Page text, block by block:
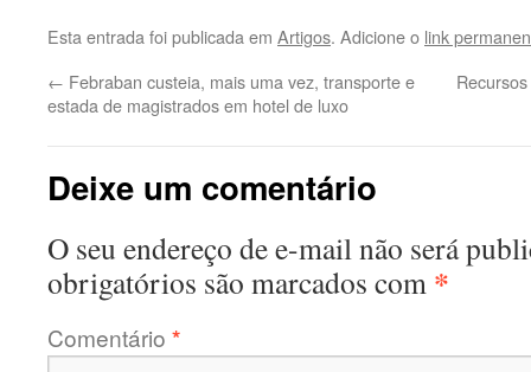
Esta entrada foi publicada em Artigos. Adicione o link
← Febraban custeia, mais uma vez, transporte e
estada de magistrados em hotel de luxo
Deixe um comentário
O seu endereço de e-mail não será
obrigatórios são marcados com *
Comentário *